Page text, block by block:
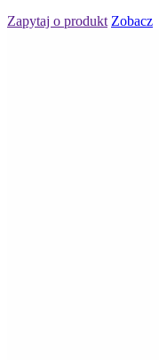
Zapytaj o produkt Zobacz